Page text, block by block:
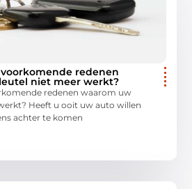
redenen
niet meer werkt?
redenen waarom uw
Heeft u ooit uw auto willen
achter te komen